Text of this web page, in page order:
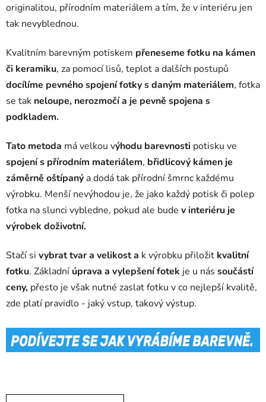
originalitou, přírodním materiálem a tím, že v interiéru jen
tak nevyblednou.
Kvalitním barevným potiskem přeneseme fotku na kámen
či keramiku, za pomocí lisů, teplot a dalších postupů
docílíme pevného spojení fotky s daným materiálem, fotka
se tak neloupe, nerozmočí a je pevně spojena s
podkladem.
Tato metoda má velkou výhodu barevnosti potisku ve
spojení s přírodním materiálem, břidlicový kámen je
záměrně oštípaný a dodá tak přírodní šmrnc každému
výrobku. Menší nevýhodou je, že jako každý potisk či polep
fotka na slunci vybledne, pokud ale bude v interiéru je
výrobek doživotní.
Stačí si vybrat tvar a velikost a k výrobku přiložit kvalitní
fotku. Základní úprava a vylepšení fotek je u nás součástí
ceny, přesto je však nutné zaslat fotku v co nejlepší kvalitě,
zde platí pravidlo - jaký vstup, takový výstup.